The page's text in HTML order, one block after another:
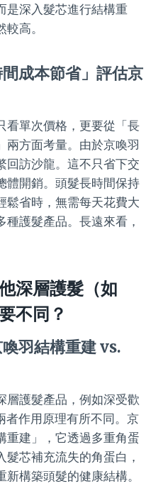
是深入髮芯進行結構重
高。
成本節省」評估京
看單次價格，更要從「長
兩方面考量。由於京喚羽
回訪沙龍。這不只省下交
體開銷。頭髮長時間保持
鬆省時，無需每天花費大
護髮產品。長遠來看，
深層護髮（如
不同？
羽結構重建 vs.
層護髮產品，例如深受歡
作用原理有所不同。京
重建」，它透過多重角蛋
芯補充流失的角蛋白，
構築頭髮的健康結構。